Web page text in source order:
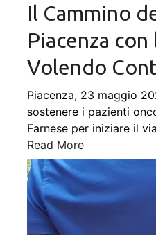
Il Cammino
Piacenza
Volendo
Piacenza, 23 maggio
sostenere i pazienti
Farnese per iniziare il
Read More